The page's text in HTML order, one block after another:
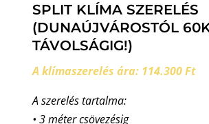
SPLIT KLÍMA SZERELÉS
(DUNAÚJVÁROSTÓL
TÁVOLSÁGIG!)
A klímaszerelés ára: 114.300 Ft
A szerelés tartalma:
• 3 méter csövezésig